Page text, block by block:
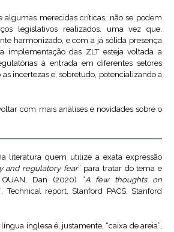
algumas merecidas críticas, não se podem
legislativos realizados, uma vez que,
harmonizado, e com a já sólida presença
implementação das ZLT esteja voltada a
à entrada em diferentes setores
incertezas e, sobretudo, potencializando a
com mais análises e novidades sobre o
literatura quem utilize a exata expressão
and regulatory fear” para tratar do tema e
Dan (2020) “A few thoughts on
Technical report, Stanford PACS, Stanford
inglesa é, justamente, “caixa de areia”,